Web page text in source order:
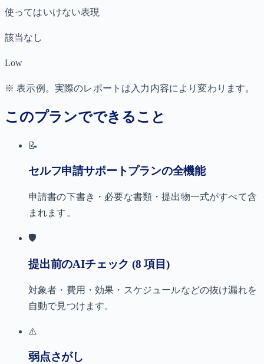
使ってはいけない表現
該当なし
Low
※ 表示例。実際のレポートは入力内容により変わります。
このプランでできること
📝
セルフ申請サポートプランの全機能
申請書の下書き・必要な書類・提出物一式がすべて含
まれます。
🛡
提出前のAIチェック (8 項目)
対象者・費用・効果・スケジュールなどの抜け漏れを
自動で見つけます。
⚠️
弱点さがし